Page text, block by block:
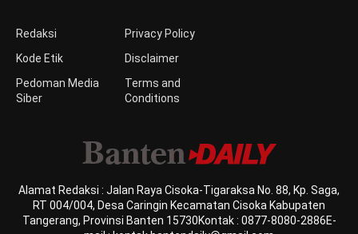
Redaksi
Kode Etik
Pedoman Media
Siber
Privacy Policy
Disclaimer
Terms and
Conditions
Alamat Redaksi : Jalan Raya Cisoka-Tigaraksa No. 88, Kp. Saga,
RT 004/004, Desa Caringin Kecamatan Cisoka Kabupaten
Tangerang, Provinsi Banten 15730Kontak : 0877-8080-2886E-